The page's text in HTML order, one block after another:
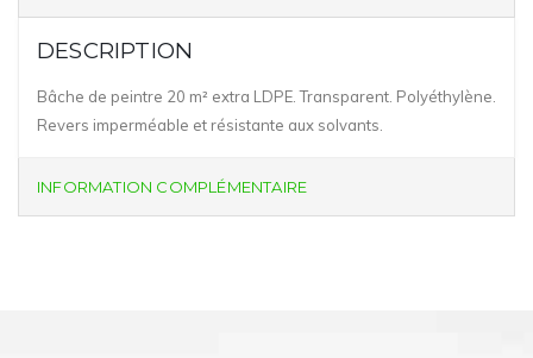
DESCRIPTION
Bâche de peintre 20 m² extra LDPE. Transparent. Polyéthylène.
Revers imperméable et résistante aux solvants.
INFORMATION COMPLÉMENTAIRE